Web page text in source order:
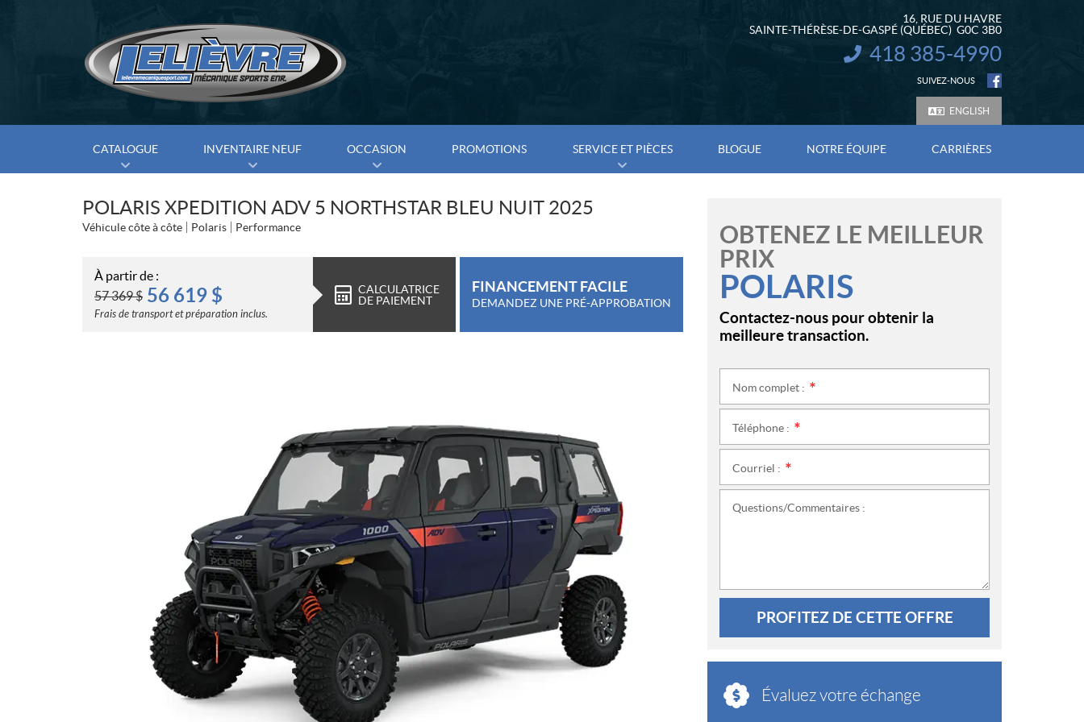
16, RUE DU HAVRE
SAINTE-THÉRÈSE-DE-GASPÉ (QUÉBEC) G0C 3B0
INFORMATION :
418 385-4990
SUIVEZ-NOUS
ENGLISH
CATALOGUE INVENTAIRE NEUF OCCASION PROMOTIONS SERVICE ET PIÈCES BLOGUE NOTRE ÉQUIPE CARRIÈRES
POLARIS XPEDITION ADV 5 NORTHSTAR BLEU NUIT 2025
Véhicule côte à côte Polaris Performance
À partir de :
57 369$ 56 619 $
Frais de transport et préparation inclus.
CALCULATRICE
DE PAIEMENT
FINANCEMENT FACILE
DEMANDEZ UNE PRÉ-APPROBATION
OBTENEZ LE MEILLEUR
PRIX
POLARIS
Contactez-nous pour obtenir la
meilleure transaction.
Nom complet :
Téléphone :
Courriel :
Questions/Commentaires :
PROFITEZ DE CETTE OFFRE
Évaluez votre échange